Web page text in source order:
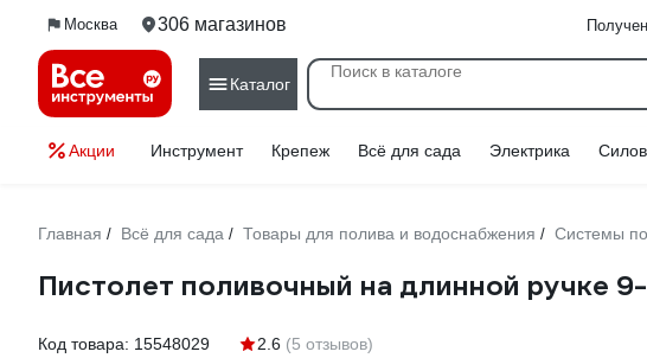
Москва 306 магазинов
Каталог
Акции Инструмент Крепеж Всё для сада Электрика
Главная / Всё для сада / Товары для полива и водоснабжения / Системы
Пистолет поливочный на длинной ручке
Код товара: 15548029 2.6 (5 отзывов)